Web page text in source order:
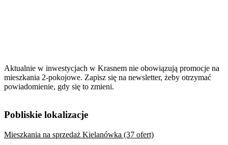
Aktualnie w inwestycjach w Krasnem nie obowiązują promocje na
mieszkania 2-pokojowe. Zapisz się na newsletter, żeby otrzymać
powiadomienie, gdy się to zmieni.
Pobliskie lokalizacje
Mieszkania na sprzedaż Kielanówka (37 ofert)